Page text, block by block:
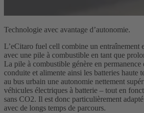
Technologie avec avantage d’autonomie.
L’eCitaro fuel cell combine un entraînement
avec une pile à combustible en tant que
La pile à combustible génère en
conduite et alimente ainsi les batteries haute
au bus urbain une autonomie nettement
véhicules électriques à batterie – tout en
sans CO2. Il est donc particulièrement
avec de longs temps de parcours.